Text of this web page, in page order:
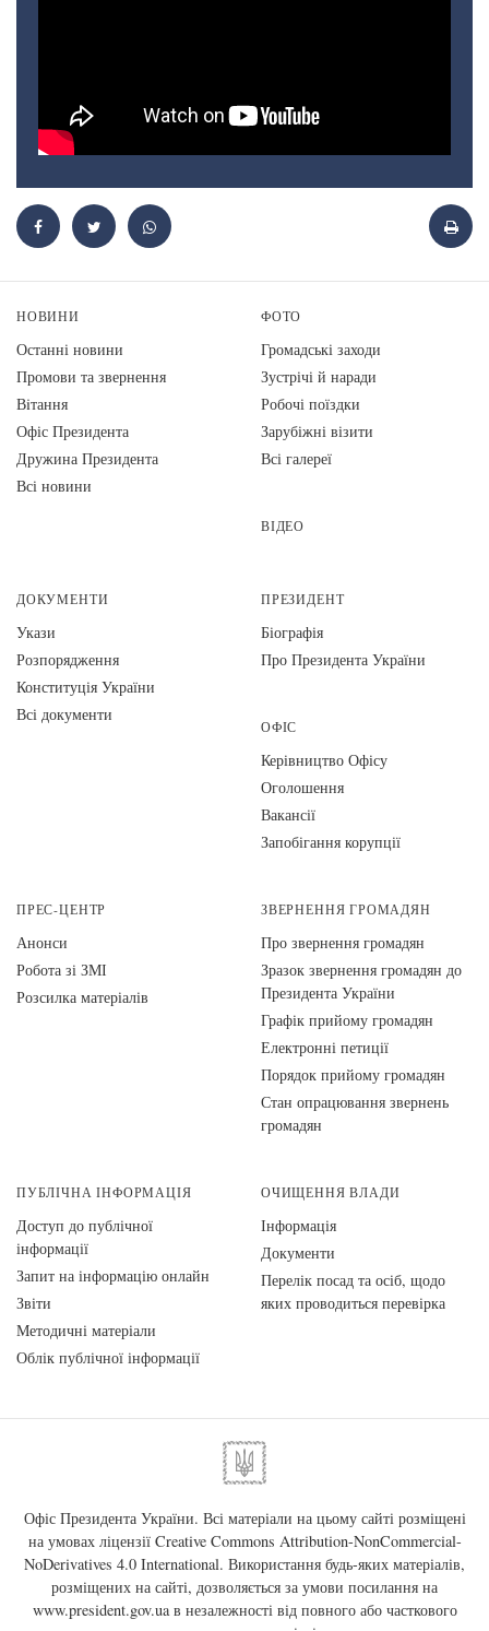
НОВИНИ
Останні новини
Промови та звернення
Вiтання
Офіс Президента
Дружина Президента
Всі новини
ФОТО
Громадські заходи
Зустрічі й наради
Робочі поїздки
Зарубіжні візити
Всі галереї
ВІДЕО
ДОКУМЕНТИ
Укази
Розпорядження
Конституція України
Всі документи
ПРЕЗИДЕНТ
Біографія
Про Президента України
ОФІС
Керівництво Офісу
Оголошення
Вакансії
Запобігання корупції
ПРЕС-ЦЕНТР
Анонси
Робота зі ЗМІ
Розсилка матеріалів
ЗВЕРНЕННЯ ГРОМАДЯН
Про звернення громадян
Зразок звернення громадян до
Президента України
Графік прийому громадян
Електронні петиції
Порядок прийому громадян
Стан опрацювання звернень
громадян
ПУБЛІЧНА ІНФОРМАЦІЯ
Доступ до публічної
інформації
Запит на інформацію онлайн
Звіти
Методичні матеріали
Облік публічної інформації
ОЧИЩЕННЯ ВЛАДИ
Інформація
Документи
Перелік посад та осіб, щодо
яких проводиться перевірка
Офіс Президента України. Всі матеріали на цьому сайті розміщені
на умовах ліцензії Creative Commons Attribution-NonCommercial-
NoDerivatives 4.0 International. Використання будь-яких матеріалів,
розміщених на сайті, дозволяється за умови посилання на
www.president.gov.uaв незалежності від повного або часткового